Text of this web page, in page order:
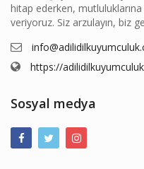
hitap ederken,
veriyoruz. Siz arzulayın, biz
https://
Sosyal medya